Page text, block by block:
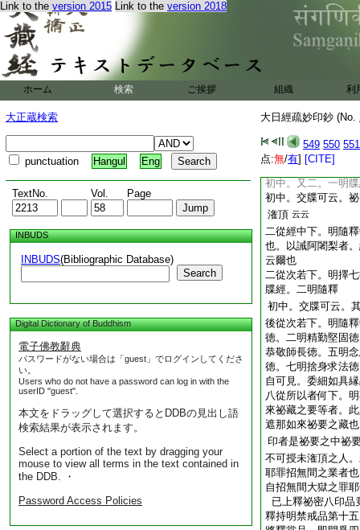
Link to the version 2015 Link to the version 2018
ホーム 検索 ご挨拶 組織 利
大正蔵検索
punctuation Hangul Eng
TextNo. Vol. Page
INBUDS
INBUDS(Bibliographic Database)
Search
Digital Dictionary of Buddhism
電子佛教辭典
パスワードがない場合は「guest」でログインしてくださ
い。
Users who do not have a password can log in with the
userID "guest".
本文をドラッグして選択するとDDBの見出し語
検索結果が表示されます。
Select a portion of the text by dragging your
mouse to view all terms in the text contained in
the DDB. ・
Password Access Policies
大日經疏妙印鈔 (No.
549 550 551
点:無/有] [CITE]
空也。所言大空即
故云迦是作也乃
六從復次下。明總
二明八皆大日印
印皆毘等者。是即
華八葉功徳也。是
云當知此八印乃至
七從經中下。明應
不應輒授與人。二
初中。又二。一明
初中。交牒可云。
潅頂 云云
二從經中下。明隨
也。以誡阿闍梨者
云爾也
二從次若下。明擇
牒經。二明隨釋
初中。交牒可云。
後從次若下。明隨
徳。二明精勤堅固
恭敬師長徳。五明
徳。七明捨身求法
自可見。委細如具
八從所以者何下。
來祕藏之要等者。
遮那如來祕要之藏
印者是祕要之中祕
不可授未潅頂之人
耶罪招無間之業者
自招無間大獄之罪
已上釋祕密八印品
釋持明禁戒品第十五